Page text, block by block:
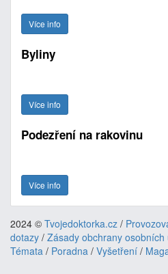
Více info
Byliny
Více info
Podezření na rakovinu
Více info
2024 © Tvojedoktorka.cz /
dotazy / Zásady obchrany osobních
Témata / Poradna / Vyšetření /